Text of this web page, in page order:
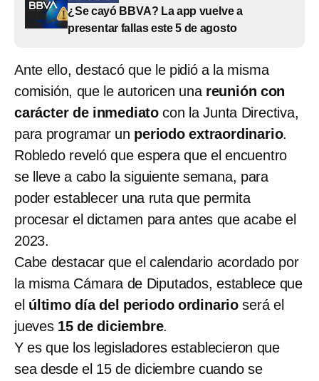
¿Se cayó BBVA? La app vuelve a
presentar fallas este 5 de agosto
Ante ello, destacó que le pidió a la misma
comisión, que le autoricen una reunión con
carácter de inmediato con la Junta Directiva,
para programar un periodo extraordinario.
Robledo reveló que espera que el encuentro
se lleve a cabo la siguiente semana, para
poder establecer una ruta que permita
procesar el dictamen para antes que acabe el
2023.
Cabe destacar que el calendario acordado por
la misma Cámara de Diputados, establece que
el último día del periodo ordinario será el
jueves 15 de diciembre.
Y es que los legisladores establecieron que
sea desde el 15 de diciembre cuando se